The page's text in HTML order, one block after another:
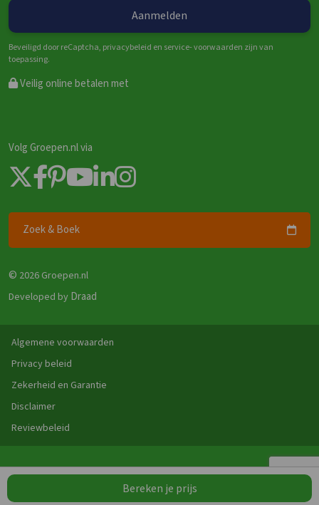
Bereken je prijs
Beveiligd door reCaptcha, privacybeleid en service- voorwaarden zijn van
toepassing.
Veilig online betalen met
Volg Groepen.nl via
Zoek & Boek
© 2026 Groepen.nl
Developed by Draad
Algemene voorwaarden
Privacy beleid
Zekerheid en Garantie
Disclaimer
Reviewbeleid
Wissen Vergelijk0/4